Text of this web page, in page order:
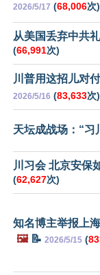
2026/5/17 (68,006次)
从美国丢弃中共
(66,991次)
川普用这招儿对
2026/5/16 (83,633次)
天坛成战场：“习
川习会 北京安保
(62,627次)
知名博主举报上
🖼️📝 2026/5/15 (